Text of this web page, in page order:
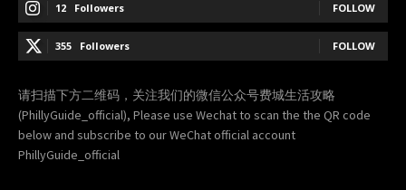
12 Followers FOLLOW
355 Followers FOLLOW
请扫描下方二维码，关注我们的微信公众号费城生活攻略
(PhillyGuide_official), Please use Wechat to scan the the QR code
below and subscribe to our WeChat official account
PhillyGuide_official